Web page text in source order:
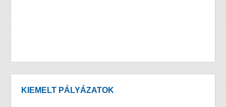
KIEMELT PÁLYÁZATOK